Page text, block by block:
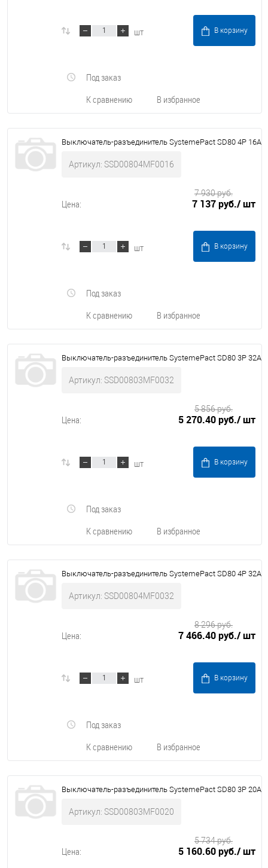
шт В корзину
К сравнению В избранное
Под заказ
Выключатель-разъединитель SystemePact SD80 4P 16A
Артикул: SSD00804MF0016
Цена: 7 137 руб./ шт
7 930 руб.
шт В корзину
К сравнению В избранное
Под заказ
Выключатель-разъединитель SystemePact SD80 3P 32A
Артикул: SSD00803MF0032
Цена: 5 270.40 руб./ шт
5 856 руб.
шт В корзину
К сравнению В избранное
Под заказ
Выключатель-разъединитель SystemePact SD80 4P 32A
Артикул: SSD00804MF0032
Цена: 7 466.40 руб./ шт
8 296 руб.
шт В корзину
К сравнению В избранное
Под заказ
Выключатель-разъединитель SystemePact SD80 3P 20A
Артикул: SSD00803MF0020
Цена: 5 160.60 руб./ шт
5 734 руб.